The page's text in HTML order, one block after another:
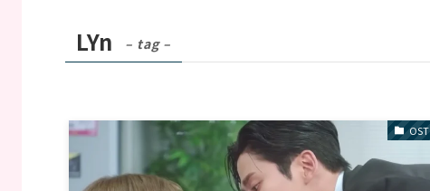
LYn – tag –
OST